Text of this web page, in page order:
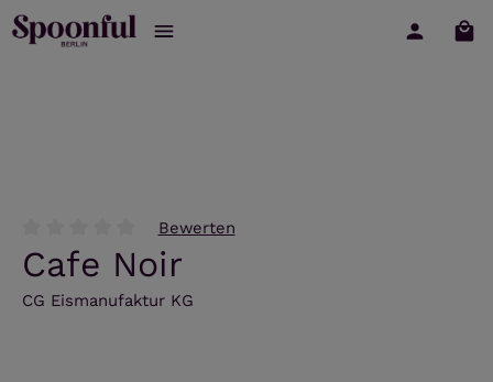
Zum Hauptinhalt springen
Durchschnittliche Bewertung von 0 von 5 Sternen
Bewerten
Cafe Noir
CG Eismanufaktur KG